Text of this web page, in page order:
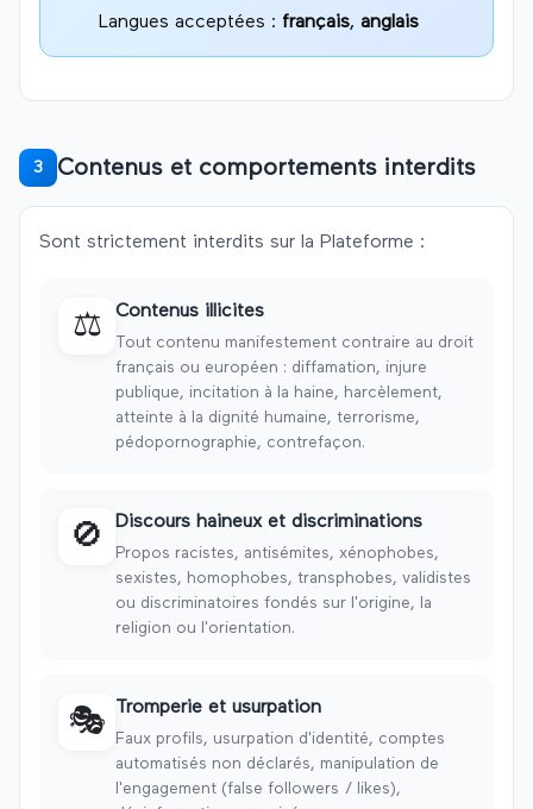
Langues acceptées : français, anglais
3 Contenus et comportements interdits
Sont strictement interdits sur la Plateforme :
⚖️ Contenus illicites
Tout contenu manifestement contraire au droit
français ou européen : diffamation, injure
publique, incitation à la haine, harcèlement,
atteinte à la dignité humaine, terrorisme,
pédopornographie, contrefaçon.
🚫 Discours haineux et discriminations
Propos racistes, antisémites, xénophobes,
sexistes, homophobes, transphobes, validistes
ou discriminatoires fondés sur l'origine, la
religion ou l'orientation.
🎭 Tromperie et usurpation
Faux profils, usurpation d'identité, comptes
automatisés non déclarés, manipulation de
l'engagement (false followers / likes),